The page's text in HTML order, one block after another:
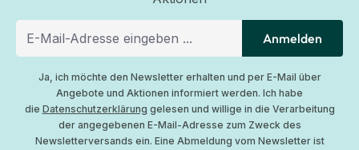
Anmelden
Ja, ich möchte den Newsletter erhalten und per E-Mail über
Angebote und Aktionen informiert werden. Ich habe
die Datenschutzerklärung gelesen und willige in die Verarbeitung
der angegebenen E-Mail-Adresse zum Zweck des
Newsletterversands ein. Eine Abmeldung vom Newsletter ist